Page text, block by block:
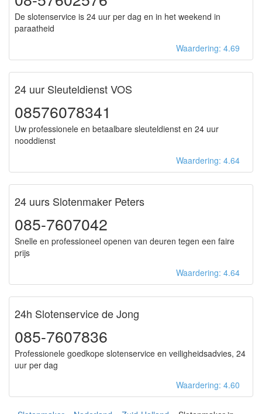
De slotenservice is 24 uur per dag en in het weekend in
paraatheid
Waardering: 4.69
24 uur Sleuteldienst VOS
08576078341
Uw professionele en betaalbare sleuteldienst en 24 uur
nooddienst
Waardering: 4.64
24 uurs Slotenmaker Peters
085-7607042
Snelle en professioneel openen van deuren tegen een faire
prijs
Waardering: 4.64
24h Slotenservice de Jong
085-7607836
Professionele goedkope slotenservice en veiligheidsadvies, 24
uur per dag
Waardering: 4.60